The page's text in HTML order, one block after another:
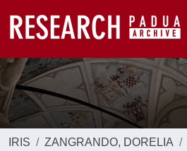
IRIS ZANGRANDO, DORELIA